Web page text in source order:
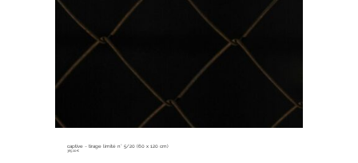
captive ~ tirage limité n° 5/20 (60 x 120 cm)
365,00€